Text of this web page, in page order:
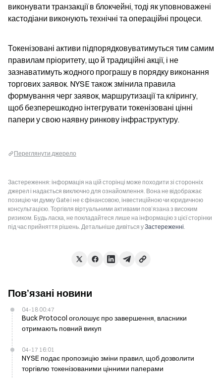
виконувати транзакції в блокчейні, тоді як уповноважені
кастодіани виконують технічні та операційні процеси.
Токенізовані активи підпорядковуватимуться тим самим
правилам пріоритету, що й традиційні акції, і не
зазнаватимуть жодного програшу в порядку виконання
торгових заявок. NYSE також змінила правила
формування черг заявок, маршрутизації та клірингу,
щоб безперешкодно інтегрувати токенізовані цінні
папери у свою наявну ринкову інфраструктуру.
Переглянути джерело
Застереження: інформація на цій сторінці може походити зі сторонніх
джерел і надається виключно для ознайомлення. Вона не відображає
позицію чи думку Gate і не є фінансовою, інвестиційною чи юридичною
консультацією. Торгівля віртуальними активами пов’язана з високим
ризиком. Будь ласка, не покладайтеся лише на інформацію з цієї сторінки
під час прийняття рішень. Детальніше дивіться уЗастереженні.
Пов’язані новини
04-18 00:47
Buck Protocol оголошує про завершення, власники
отримають повний викуп
04-17 16:01
NYSE подає пропозицію зміни правил, щоб дозволити
торгівлю токенізованими цінними паперами